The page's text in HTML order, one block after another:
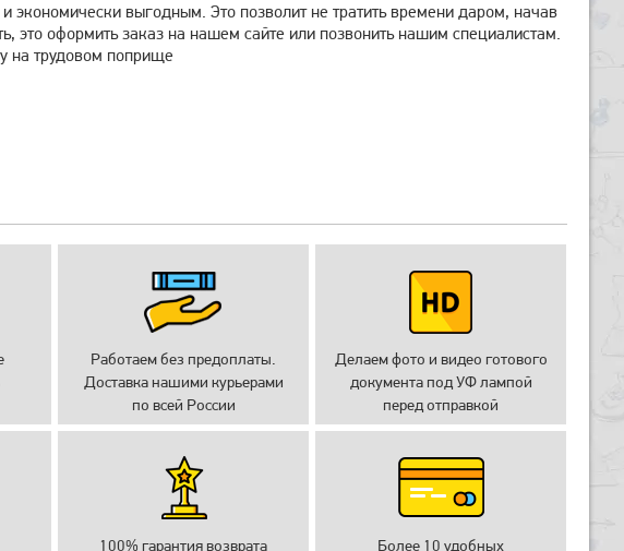
выгодным. Это позволит не тратить времени даром, начав
это оформить заказ на нашем сайте или позвонить нашим специалистам.
на трудовом поприще
Работаем без предоплаты.
Доставка нашими курьерами
по всей России
Делаем фото и видео готового
документа под УФ лампой
перед отправкой
100% гарантия возврата
Более 10 удобных